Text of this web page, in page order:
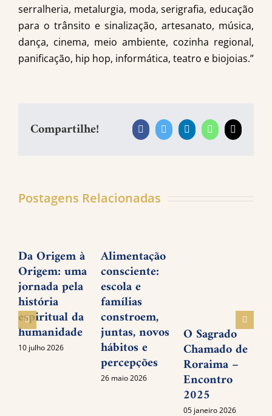
serralheria, metalurgia, moda, serigrafia, educação
para o trânsito e sinalização, artesanato, música,
dança, cinema, meio ambiente, cozinha regional,
panificação, hip hop, informática, teatro e biojoias.”
Compartilhe! FacebookTwitterLinkedInWhatsApp
E-
mail
Postagens Relacionadas
Da Origem à
Origem: uma
jornada pela
história
espiritual da
humanidade
10 julho 2026
Alimentação
consciente:
escola e
famílias
constroem,
juntas, novos
hábitos e
percepções
26 maio 2026
O Sagrado
Chamado de
Roraima –
Encontro
2025
05 janeiro 2026